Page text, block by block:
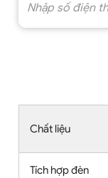
Chất liệu
Tích hợp đèn